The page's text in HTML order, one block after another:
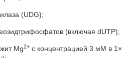
(UDG);
(включая dUTP);
Mg2+ с концентрацией 3 мМ в 1×